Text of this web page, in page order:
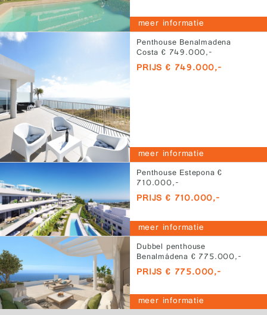
meer informatie
Penthouse Benalmadena
Costa € 749.000,-
PRIJS € 749.000,-
meer informatie
Penthouse Estepona €
710.000,-
PRIJS € 710.000,-
meer informatie
Dubbel penthouse
Benalmádena € 775.000,-
PRIJS € 775.000,-
meer informatie